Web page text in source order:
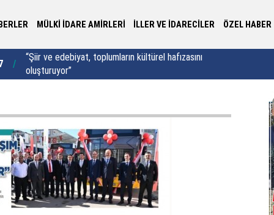
MÜLKİ İDARE AMİRLERİ İLLER VE İDARECİLER ÖZEL HABER
“Şiir ve edebiyat, toplumların kültürel hafızasını
oluşturuyor”